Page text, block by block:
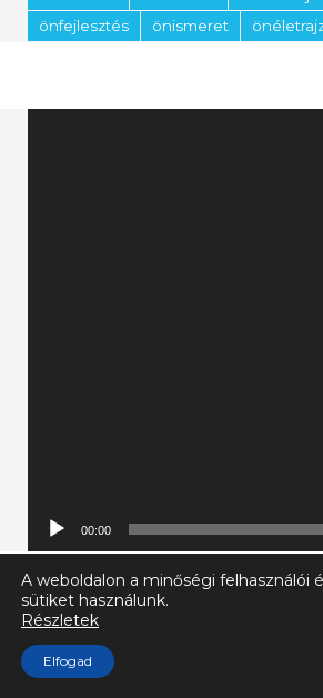
önfejlesztés
önismeret
00:00
A weboldalon a minőségi felhasználói
sütiket használunk.
Részletek
Elfogad